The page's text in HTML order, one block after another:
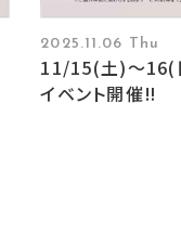
2025.11.06 Thu
11/15(土)〜16(
イベント開催‼︎